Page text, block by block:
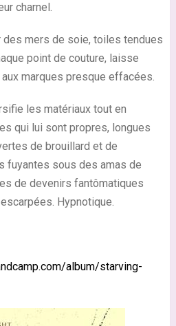
charnel.
mers de soie, toiles tendues
point de couture, laisse
marques presque effacées.
les matériaux tout en
qui lui sont propres, longues
de brouillard et de
fuyantes sous des amas de
de devenirs fantômatiques
Hypnotique.
album/starving-